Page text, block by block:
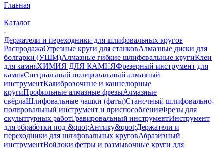
Главная
-
Каталог
-
Держатели и переходники для шлифовальных кругов
РаспродажаОтрезные круги для станковАлмазные диски для
болгарки (УШМ)Алмазные гибкие шлифовальные кругиКлеи
для камняХИМИЯ ДЛЯ КАМНЯФрезерный инструмент для
камняСпециальный полировальный алмазный
инструментКалибровочные и каннелюрные
кругиПрофильные алмазные фрезыАлмазные
свёрлаШлифовальные чашки (фаты)Станочный шлифовально-
полировальный инструмент и приспособленияФрезы для
скульптурных работГравировальный инструментИнструмент
для обработки под &quot;Антику&quot;Держатели и
переходники для шлифовальных круговАбразивный
инструментВойлоки фетры и размывочные круги для